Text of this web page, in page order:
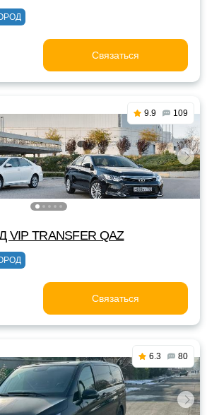
Связаться
9.9 109
TRANSFER QАZ
Связаться
6.3 80